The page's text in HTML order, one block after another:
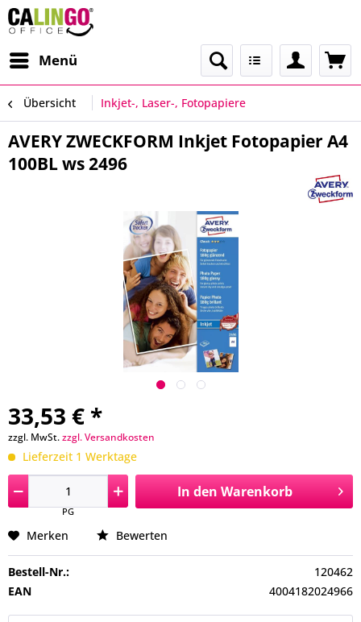
Menü
Übersicht Inkjet-, Laser-, Fotopapiere
AVERY ZWECKFORM Inkjet Fotopapier A4
100BL ws 2496
33,53 € *
zzgl. MwSt.zzgl. Versandkosten
Lieferzeit 1 Werktage
PG
In den Warenkorb
Merken Bewerten
Bestell-Nr.:
120462
EAN
4004182024966